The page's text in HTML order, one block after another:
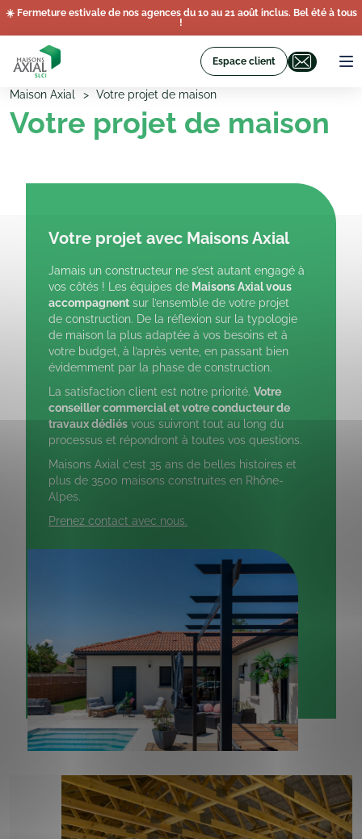
☀️ Fermeture estivale de nos agences du 10 au 21 août inclus. Bel été à tous
!
Espace client
Maison Axial Votre projet de maison
Votre projet de maison
Votre projet avec Maisons Axial
Jamais un constructeur ne s’est autant engagé à
vos côtés ! Les équipes de Maisons Axial vous
accompagnent sur l’ensemble de votre projet
de construction. De la réflexion sur la typologie
de maison la plus adaptée à vos besoins et à
votre budget, à l’après vente, en passant bien
évidemment par la phase de construction.
La satisfaction client est notre priorité.Votre
conseiller commercial et votre conducteur de
travaux dédiés vous suivront tout au long du
processus et répondront à toutes vos questions.
Maisons Axial c’est 35 ans de belles histoires et
plus de 3500 maisons construites en Rhône-
Alpes.
Prenez contact avec nous.